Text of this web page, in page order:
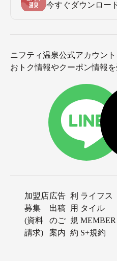
今すぐダウンロー
ニフティ温泉公式アカウン
おトク情報やクーポン情報を
加盟店
募集
(資料
請求)
広告
出稿
のご
案内
利
用
規
約
ライフス
タイル
MEMBER
S+規約